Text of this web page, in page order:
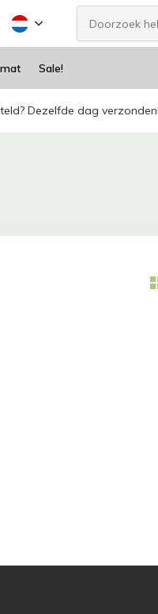
Sale!
Dezelfde dag verzonden!